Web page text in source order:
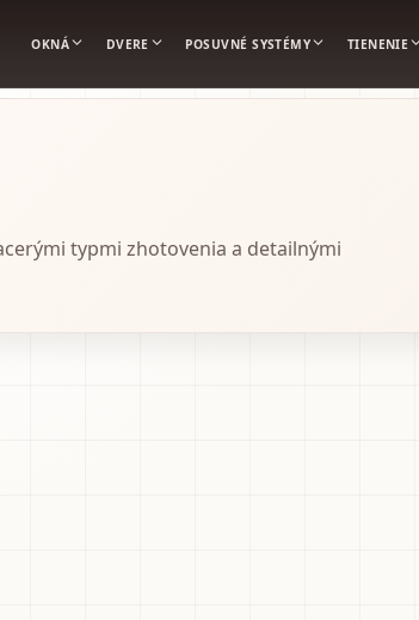
OKNÁ DVERE POSUVNÉ SYSTÉMY TIENENIE
typmi zhotovenia a detailnými